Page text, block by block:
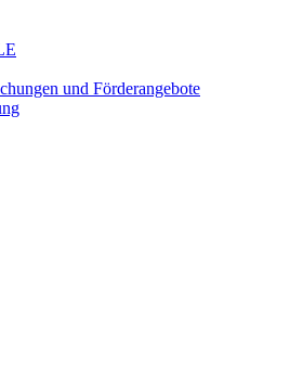
und För­der­an­ge­bo­te